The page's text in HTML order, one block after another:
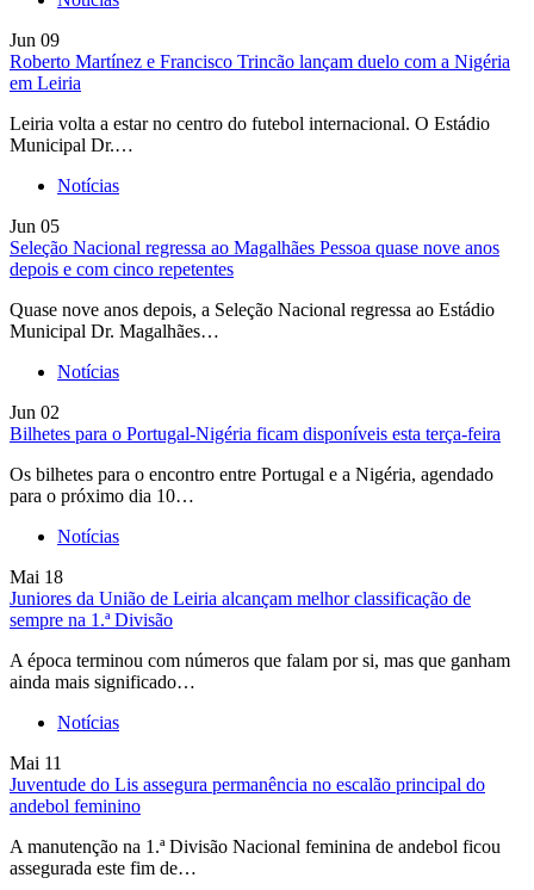
Jun 09
Roberto Martínez e Francisco Trincão lançam duelo com a Nigéria
em Leiria
Leiria volta a estar no centro do futebol internacional. O Estádio
Municipal Dr.…
Notícias
Jun 05
Seleção Nacional regressa ao Magalhães Pessoa quase nove anos
depois e com cinco repetentes
Quase nove anos depois, a Seleção Nacional regressa ao Estádio
Municipal Dr. Magalhães…
Notícias
Jun 02
Bilhetes para o Portugal-Nigéria ficam disponíveis esta terça-feira
Os bilhetes para o encontro entre Portugal e a Nigéria, agendado
para o próximo dia 10…
Notícias
Mai 18
Juniores da União de Leiria alcançam melhor classificação de
sempre na 1.ª Divisão
A época terminou com números que falam por si, mas que ganham
ainda mais significado…
Notícias
Mai 11
Juventude do Lis assegura permanência no escalão principal do
andebol feminino
A manutenção na 1.ª Divisão Nacional feminina de andebol ficou
assegurada este fim de…